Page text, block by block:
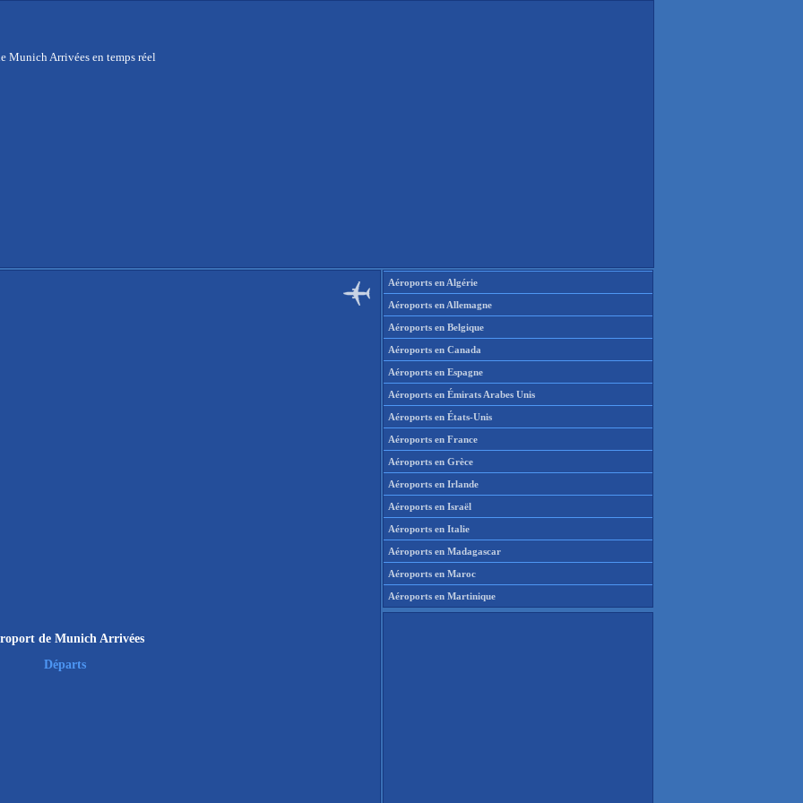
Munich Arrivées en temps réel
de Munich Arrivées
Départs
Aéroports en Algérie
Aéroports en Allemagne
Aéroports en Belgique
Aéroports en Canada
Aéroports en Espagne
Aéroports en Émirats Arabes Unis
Aéroports en États-Unis
Aéroports en France
Aéroports en Grèce
Aéroports en Irlande
Aéroports en Israël
Aéroports en Italie
Aéroports en Madagascar
Aéroports en Maroc
Aéroports en Martinique